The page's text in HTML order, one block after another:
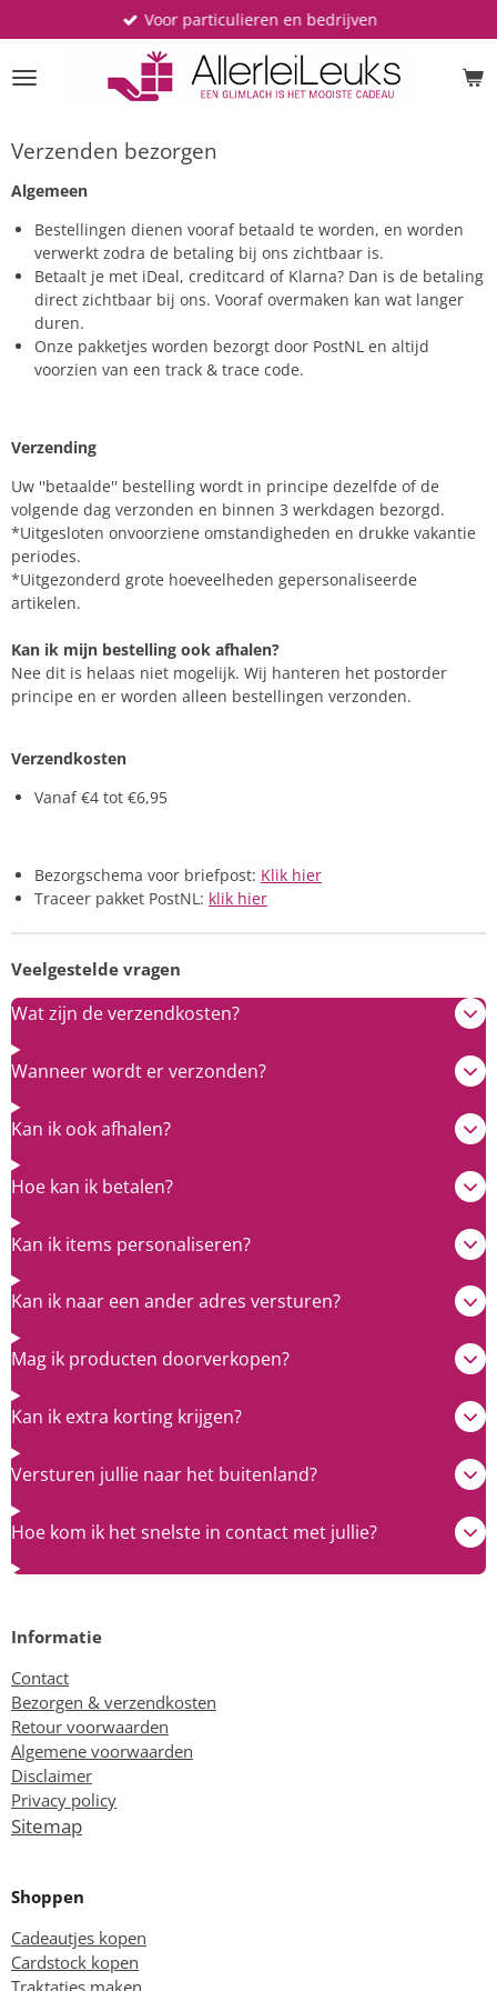
direct
naar
de
Voor particulieren en bedrijven
Verzenden bezorgen
Algemeen
Bestellingen dienen vooraf betaald te worden, en worden
verwerkt zodra de betaling bij ons zichtbaar is.
Betaalt je met iDeal, creditcard of Klarna? Dan is de betaling
direct zichtbaar bij ons. Vooraf overmaken kan wat langer
duren.
Onze pakketjes worden bezorgt door PostNL en altijd
voorzien van een track & trace code.
Verzending
Uw ''betaalde'' bestelling wordt in principe dezelfde of de
volgende dag verzonden en binnen 3 werkdagen bezorgd.
*Uitgesloten onvoorziene omstandigheden en drukke vakantie
periodes.
*Uitgezonderd grote hoeveelheden gepersonaliseerde
artikelen.
Kan ik mijn bestelling ook afhalen?
Nee dit is helaas niet mogelijk. Wij hanteren het postorder
principe en er worden alleen bestellingen verzonden.
Verzendkosten
Vanaf €4 tot €6,95
Bezorgschema voor briefpost: Klik hier
Traceer pakket PostNL: klik hier
Veelgestelde vragen
Wat zijn de verzendkosten?
Wanneer wordt er verzonden?
Kan ik ook afhalen?
Hoe kan ik betalen?
Kan ik items personaliseren?
Kan ik naar een ander adres versturen?
Mag ik producten doorverkopen?
Kan ik extra korting krijgen?
Versturen jullie naar het buitenland?
Hoe kom ik het snelste in contact met jullie?
Informatie
Contact
Bezorgen & verzendkosten
Retour voorwaarden
Algemene voorwaarden
Disclaimer
Privacy policy
Sitemap
Shoppen
Cadeautjes kopen
Cardstock kopen
Traktaties maken